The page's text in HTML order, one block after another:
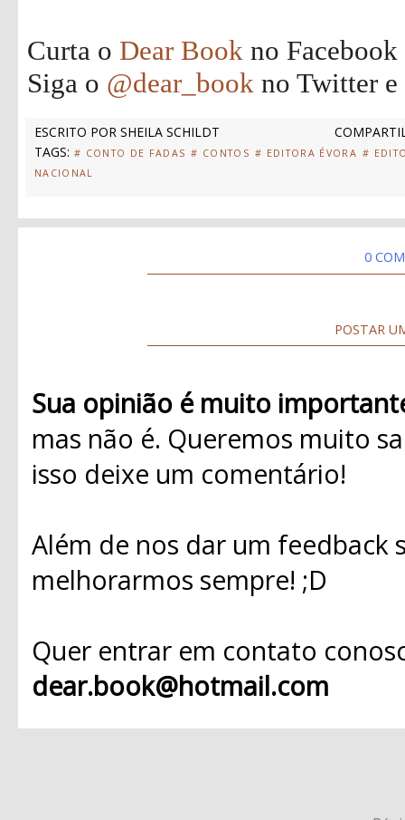
Curta o Dear Book no Facebook
Siga o @dear_book no Twitter
ESCRITO POR SHEILA SCHILDT
TAGS: # CONTO DE FADAS # CONTOS # EDITORA ÉVORA #
NACIONAL
0
POSTAR
Sua opinião é muito
mas não é. Queremos muito
isso deixe um comentário!
Além de nos dar um
melhorarmos sempre! ;D
Quer entrar em contato
dear.book@hotmail.com